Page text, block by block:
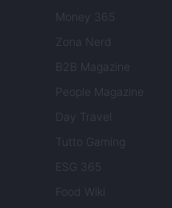
Money 365
Zona Nerd
B2B Magazine
People Magazine
Day Travel
Tutto Gaming
ESG 365
Food Wiki